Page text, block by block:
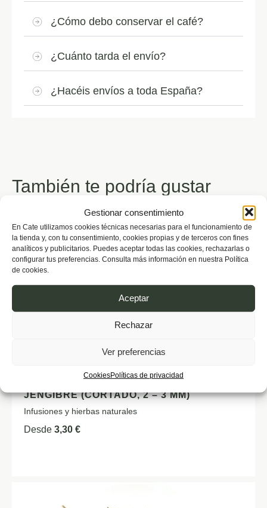
Gestionar consentimiento
En Cate utilizamos cookies técnicas necesarias para el funcionamiento de
la tienda y, con tu consentimiento, cookies propias y de terceros con fines
analíticos y publicitarios. Puedes aceptar todas las cookies, rechazarlas o
configurar tus preferencias. Consulta más información en nuestra Política
de cookies.
Aceptar
Rechazar
Ver preferencias
CookiesPolíticas de privacidad
¿Cómo debo conservar el café?
¿Cuánto tarda el envío?
¿Hacéis envíos a toda España?
También te podría gustar
JENGIBRE (CORTADO, 2 – 3 MM)
Infusiones y hierbas naturales
Desde 3,30 €